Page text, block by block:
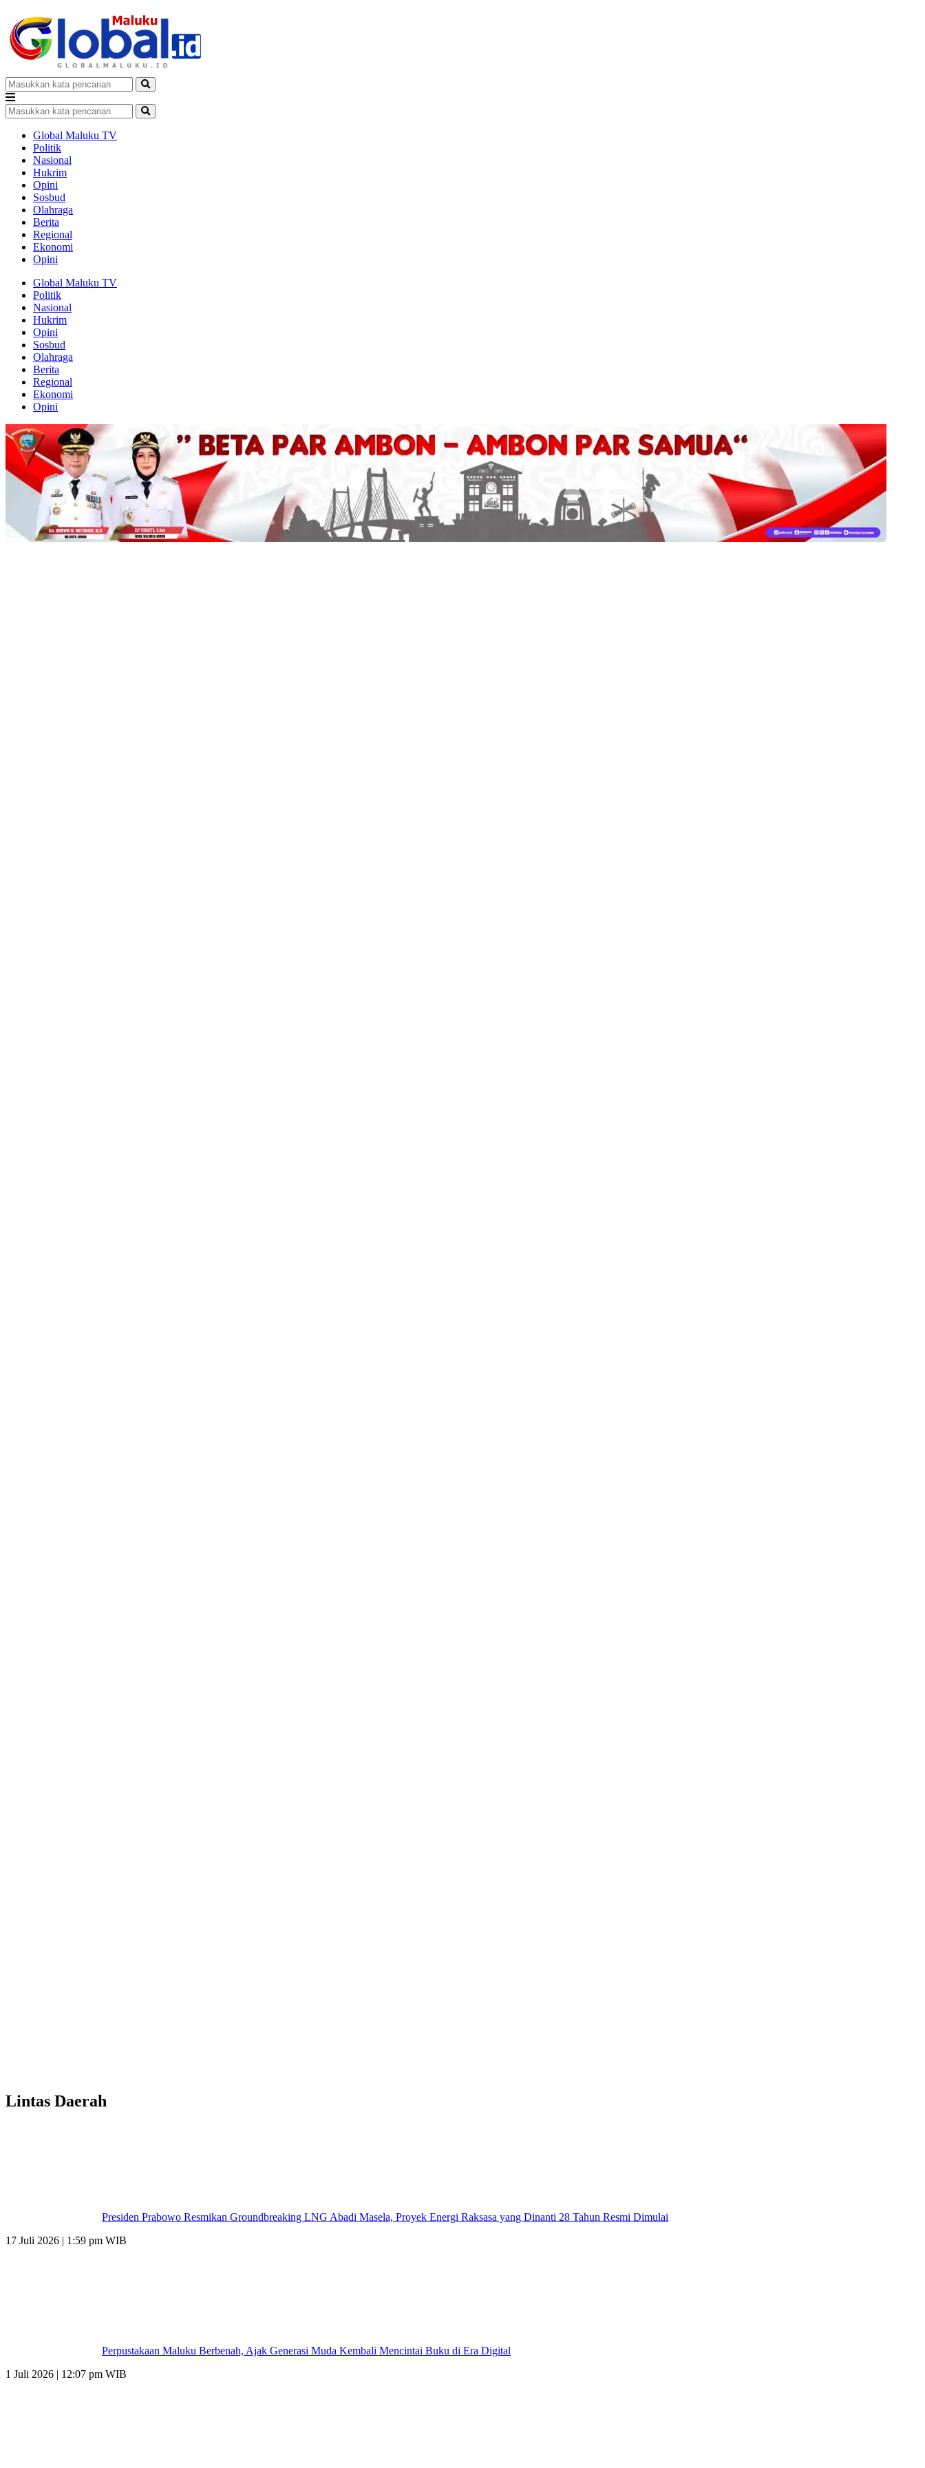
Global Maluku TV
Politik
Nasional
Hukrim
Opini
Sosbud
Olahraga
Berita
Regional
Ekonomi
Opini
Global Maluku TV
Politik
Nasional
Hukrim
Opini
Sosbud
Olahraga
Berita
Regional
Ekonomi
Opini
Lintas Daerah
Presiden Prabowo Resmikan Groundbreaking LNG Abadi Masela, Proyek Energi Raksasa yang Dinanti 28 Tahun Resmi Dimulai
17 Juli 2026 | 1:59 pm WIB
Perpustakaan Maluku Berbenah, Ajak Generasi Muda Kembali Mencintai Buku di Era Digital
1 Juli 2026 | 12:07 pm WIB